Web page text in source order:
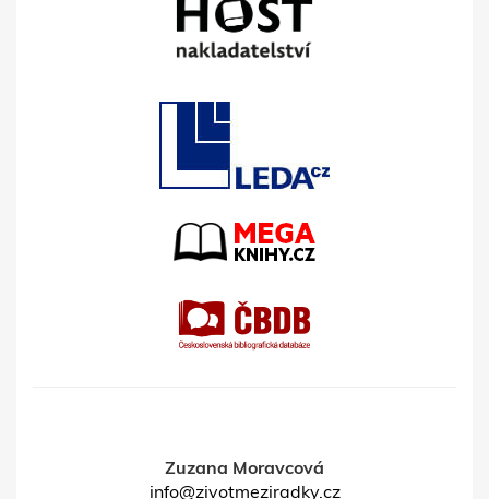
Zuzana Moravcová
info@zivotmeziradky.cz